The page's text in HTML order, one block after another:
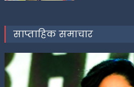
साप्ताहिक समाचार